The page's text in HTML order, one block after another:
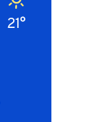
21°